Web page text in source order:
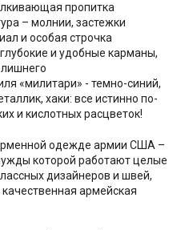
пропитка
– молнии, застежки
и особая строчка
и удобные карманы,
лишнего
«милитари» - темно-синий,
хаки: все истинно по-
и кислотных расцветок!
одежде армии США –
которой работают целые
дизайнеров и швей,
армейская